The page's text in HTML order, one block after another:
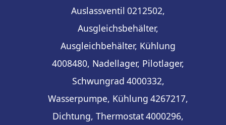
Auslassventil 0212502,
Ausgleichsbehälter,
Ausgleichbehälter, Kühlung
4008480, Nadellager, Pilotlager,
Schwungrad 4000332,
Wasserpumpe, Kühlung 4267217,
Dichtung, Thermostat4000296,